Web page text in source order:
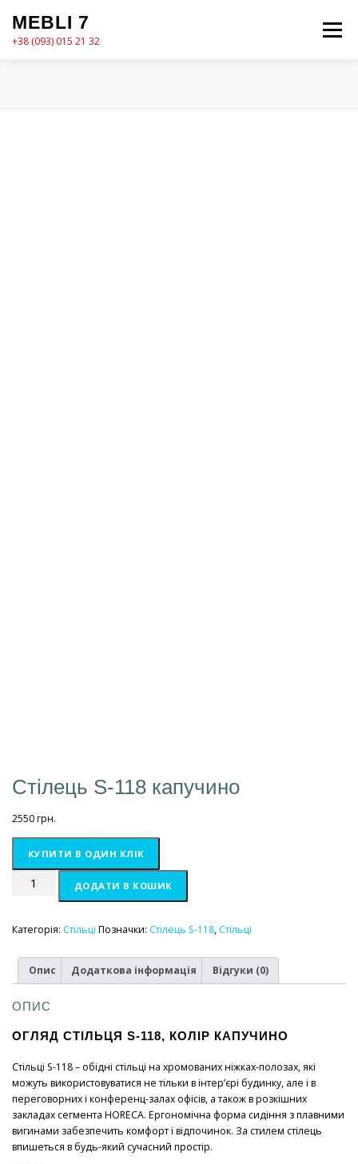
вмісту
MEBLI 7
+38 (093) 015 21 32
Меню
Стілець S-118 капучино
2550грн.
КУПИТИ В ОДИН КЛІК
Стілець
капучино
ДОДАТИ В КОШИК
Категорія: Стільці Позначки: Стілець S-118, Стільці
Опис Додаткова інформація Відгуки (0)
ОПИС
ОГЛЯД СТІЛЬЦЯ S-118, КОЛІР КАПУЧИНО
Стільці S-118 – обідні стільці на хромованих ніжках-полозах, які
можуть використовуватися не тільки в інтер’єрі будинку, але і в
переговорних і конференц-залах офісів, а також в розкішних
закладах сегмента HORECA. Ергономічна форма сидіння з плавними
вигинами забезпечить комфорт і відпочинок. За стилем стілець
впишеться в будь-який сучасний простір.